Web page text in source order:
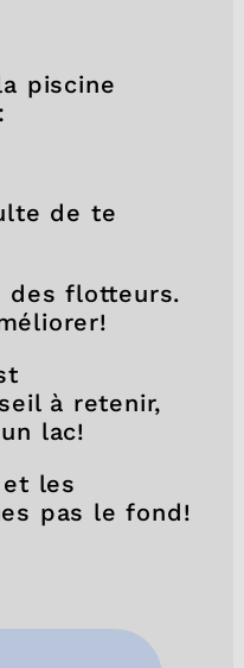
piscine
de te
des flotteurs.
à retenir,
lac!
les
pas le fond!